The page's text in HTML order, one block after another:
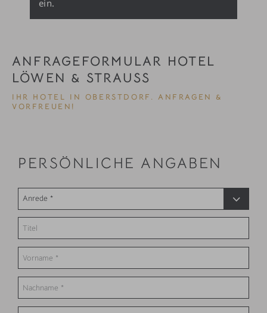
ein.
ANFRAGEFORMULAR HOTEL
LÖWEN & STRAUSS
IHR HOTEL IN OBERSTDORF. ANFRAGEN &
VORFREUEN!
PERSÖNLICHE ANGABEN